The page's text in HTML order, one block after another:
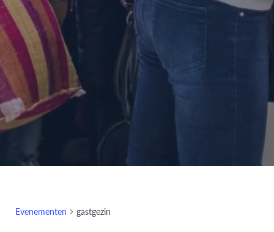
Evenementen gastgezin